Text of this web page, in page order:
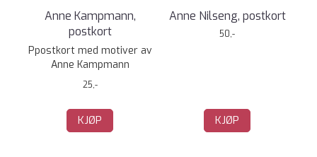
Anne Kampmann,
postkort
Ppostkort med motiver av
Anne Kampmann
25,-
KJØP
Anne Nilseng, postkort
50,-
KJØP